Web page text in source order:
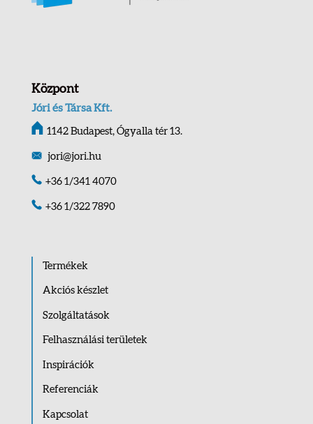
Központ
Jóri és Társa Kft.
1142 Budapest, Ógyalla tér 13.
jori@jori.hu
+36 1/341 4070
+36 1/322 7890
Termékek
Akciós készlet
Szolgáltatások
Felhasználási területek
Inspirációk
Referenciák
Kapcsolat